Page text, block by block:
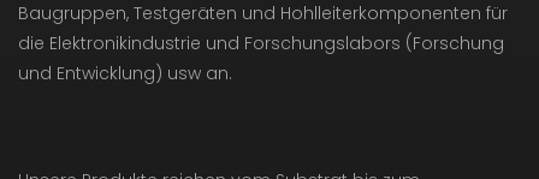
Baugruppen, Testgeräten und Hohlleiterkomponenten für
die Elektronikindustrie und Forschungslabors (Forschung
und Entwicklung) usw an.